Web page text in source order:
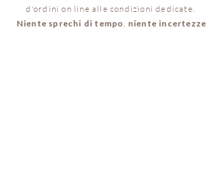
d'ordini on line alle condizioni dedicate.
Niente sprechi di tempo, niente incertezze